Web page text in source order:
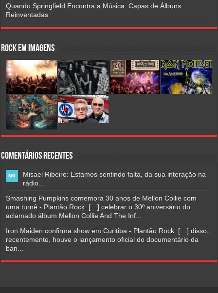
Quando Springfield Encontra a Música: Capas de Álbuns
Reinventadas
Rock em Imagens
Comentários Recentes
Misael Ribeiro: Estamos sentindo falta, da sua interação na
rádio...
Smashing Pumpkins comemora 30 anos de Mellon Collie com
uma turnê - Plantão Rock: […] celebrar o 30º aniversário do
aclamado álbum Mellon Collie And The Inf...
Iron Maiden confirma show em Curitiba - Plantão Rock: […] disso,
recentemente, houve o lançamento oficial do documentário da
ban...